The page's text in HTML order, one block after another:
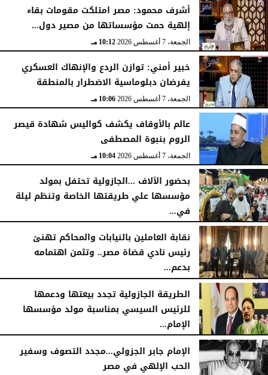
الجمعة، 7 أغسطس 2026 10:15 مـ
أشرف محمود: مصر امتلكت مقومات بقاء
إلهية حمت مؤسساتها من مصير دول...
الجمعة، 7 أغسطس 2026 10:12 مـ
خبير أمني: توازن الردع والإنهاك العسكري
يفرضان دبلوماسية الاضطرار بالمنطقة
الجمعة، 7 أغسطس 2026 10:06 مـ
عالم بالأوقاف يكشف كواليس شهادة قيصر
الروم بنبوة المصطفى
الجمعة، 7 أغسطس 2026 10:04 مـ
بحضور الآلاف ...الجازولية تحتفل بمولد
مؤسسها علي طريقتها الخاصة وتنظم ليلة
في...
الجمعة، 7 أغسطس 2026
نقابة العاملين بالنيابات والمحاكم تهنئ
رئيس نادي قضاة مصر.. وتثمن اهتمامه
بدعم...
الخميس، 6 أغسطس 2026
الطريقة الجازولية تجدد بيعتها ودعمها
للرئيس السيسي بمناسبة مولد مؤسسها
الإمام...
الخميس، 6 أغسطس 2026
الإمام جابر الجزولي...مجدد التصوف وسفير
الحب الإلهي في مصر